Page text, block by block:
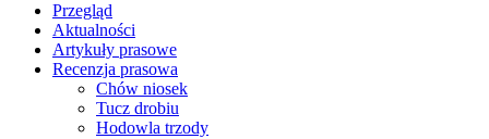
Przegląd
Aktualności
Artykuły prasowe
Recenzja prasowa
Chów niosek
Tucz drobiu
Hodowla trzody